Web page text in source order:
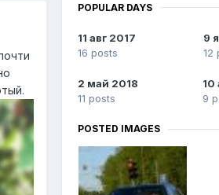
POPULAR DAYS
11 авг 2017
16 posts
9
12
2 май 2018
11 posts
10
9
POSTED IMAGES